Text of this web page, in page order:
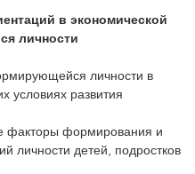
в экономической
личности
личности в
условиях развития
факторы формирования и
личности детей, подростков